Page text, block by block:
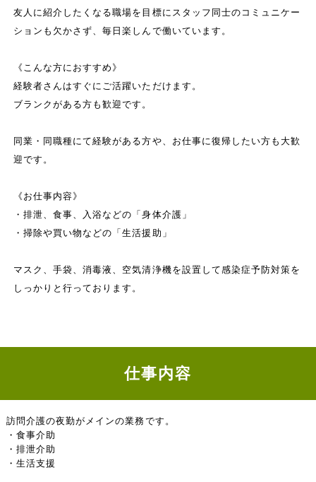
友人に紹介したくなる職場を目標にスタッフ同士のコミュニケー
ションも欠かさず、毎日楽しんで働いています。
《こんな方におすすめ》
経験者さんはすぐにご活躍いただけます。
ブランクがある方も歓迎です。
同業・同職種にて経験がある方や、お仕事に復帰したい方も大歓
迎です。
《お仕事内容》
・排泄、食事、入浴などの「身体介護」
・掃除や買い物などの「生活援助」
マスク、手袋、消毒液、空気清浄機を設置して感染症予防対策を
しっかりと行っております。
仕事内容
訪問介護の夜勤がメインの業務です。
・食事介助
・排泄介助
・生活支援